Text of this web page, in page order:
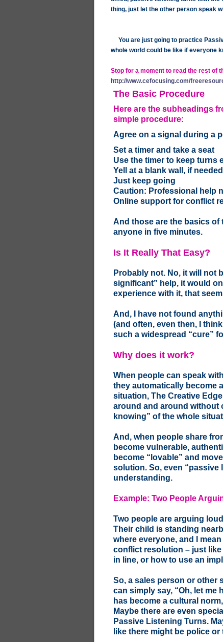
thing, just let the other person speak
You are just going to practice
whole world could be like if everyone
Stop for a moment to read the rest of
http://www.cefocusing.com/
The Basic Procedure
Here are the subheadings
simple procedure:
Agree on a signal during a
Set a timer and take a seat
Use the timer to keep turns
Yell at a blank wall, if needed
Just keep going
Caution: Professional help
Online support for conflict
And those are the basics
anyone in five minutes.
Is It Really That Easy?
Probably not. No, it will not
significant” help, it would
experience with it, that
And, I have not found
(and often, even then, I
such a widespread “cure”
Why does it work?
When people can speak
they automatically become
situation, The Creative
around and around without
knowing” of the whole
And, when people share
become vulnerable,
become “lovable” and
solution. So, even “passive
understanding.
Example: Two People
Two people are arguing
Their child is standing
where everyone, and I
conflict resolution – just
in line, or how to use an
So, a sales person or other
can simply say, “Oh, let me
has become a cultural
Maybe there are even
Passive Listening Turns.
like there might be police